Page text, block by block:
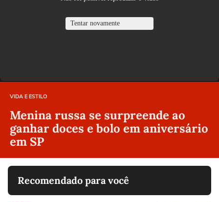
VIDA E ESTILO
Menina russa se surpreende ao
ganhar doces e bolo em aniversário
em SP
Recomendado para você